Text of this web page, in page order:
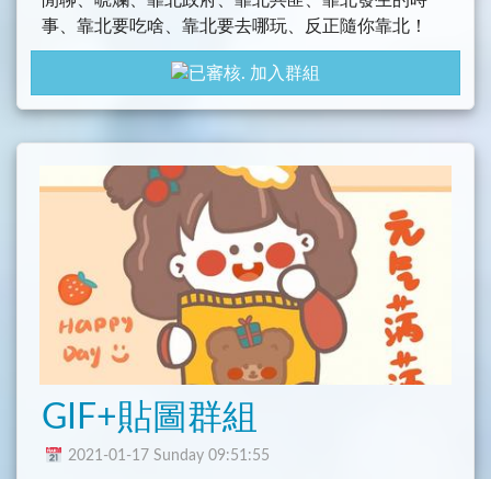
事、靠北要吃啥、靠北要去哪玩、反正隨你靠北！
禁止：色情、暴力血腥、引戰、謾罵、nmslese、
刷屏、騷擾群友，儘量別發和轉傳超長文章，或類似
轉發或網站 色情影片(有露點)-禁言1小時 / (無露點
煽情) 管理考量後決定
轉發或網站 色情影片(血腥or暴力擇一)-依照程度
禁言3∼8小時或直接被踢出群組(根據管理裁定)
轉發或網站 戀童/人獸/亂倫-直接刪貼踢除沒有機
會。
禁止在群內金錢往來，如有金錢糾紛，請自行私
訊解決，請勿在公頻公開討論，一經發現刪貼處理。
加入群組
GIF+貼圖群組
2021-01-17 Sunday 09:51:55